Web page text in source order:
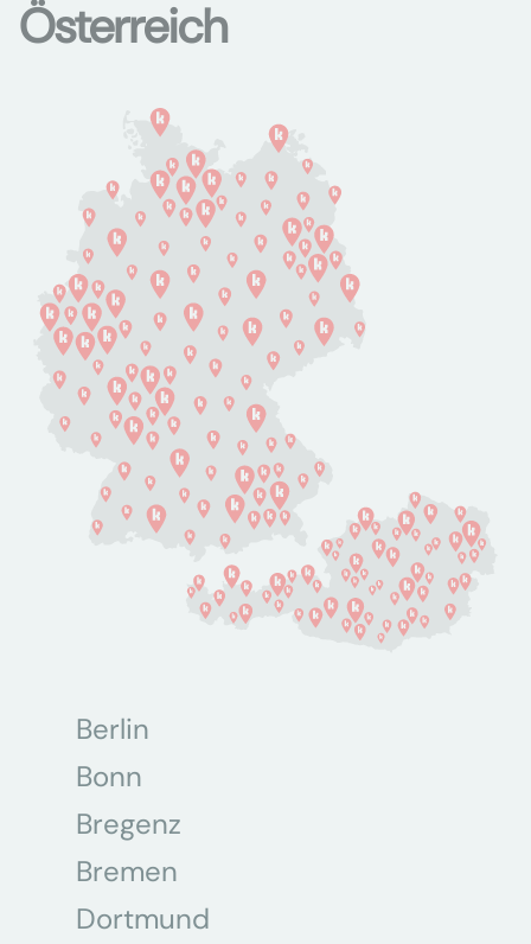
Österreich
Berlin
Bonn
Bregenz
Bremen
Dortmund